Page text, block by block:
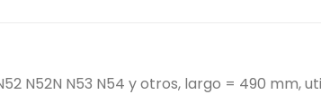
N52N N53 N54 y otros, largo = 490 mm,